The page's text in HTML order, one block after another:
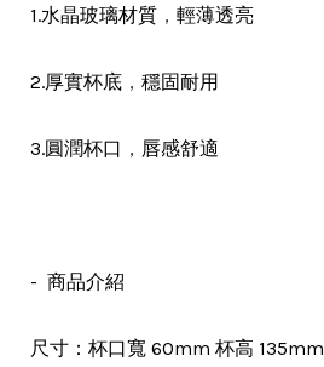
1.水晶玻璃材質 ， 輕薄透亮
2.厚實杯底 ， 穩固耐用
3.圓潤杯口 ， 唇感舒適
- 商品介紹
尺寸：杯口寬 60mm 杯高 135mm